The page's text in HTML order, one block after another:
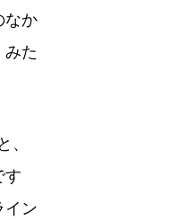
なか
みた
、
す
イン